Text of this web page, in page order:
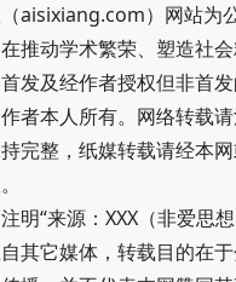
aisixiang.com）网站为
推动学术繁荣、塑造社会
发及经作者授权但非首发
者本人所有。网络转载
完整，纸媒转载请经本
明“来源：XXX（非爱思
其它媒体，转载目的在